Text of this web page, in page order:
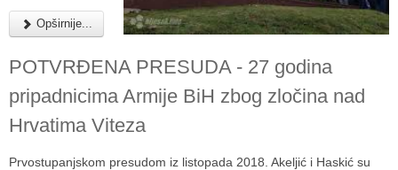
Opširnije...
POTVRĐENA PRESUDA - 27 godina
pripadnicima Armije BiH zbog zločina nad
Hrvatima Viteza
Prvostupanjskom presudom iz listopada 2018. Akeljić i Haskić su